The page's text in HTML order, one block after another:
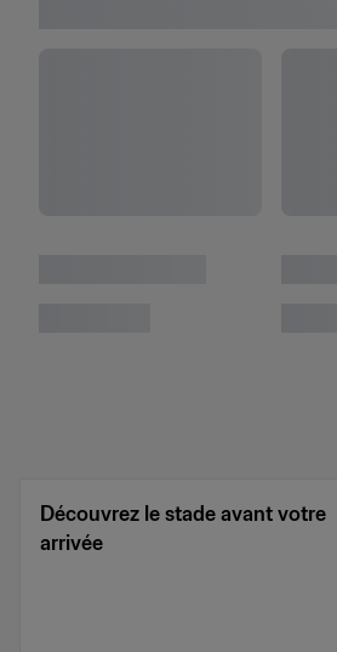
Découvrez le stade avant votre
arrivée